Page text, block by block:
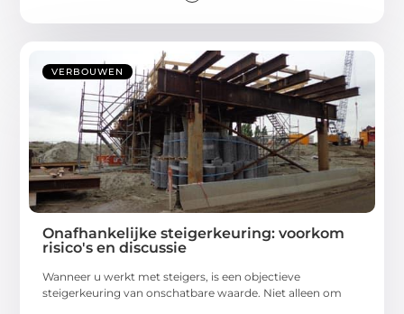
VERBOUWEN
Onafhankelijke steigerkeuring: voorkom
risico's en discussie
Wanneer u werkt met steigers, is een objectieve
steigerkeuring van onschatbare waarde. Niet alleen om